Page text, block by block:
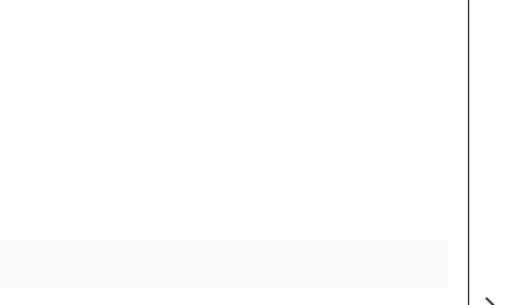
wichtig. Ebenso sollten sie vor